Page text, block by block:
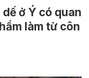
ở Ý có quan
làm từ côn